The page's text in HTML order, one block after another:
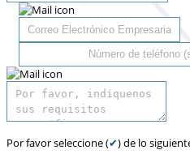
Por favor seleccione (✔) de lo